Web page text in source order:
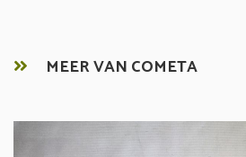
MEER VAN COMETA